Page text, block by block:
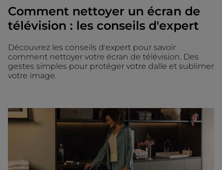
Comment nettoyer un écran de
télévision : les conseils d'expert
Découvrez les conseils d'expert pour savoir
comment nettoyer votre écran de télévision. Des
gestes simples pour protéger votre dalle et sublimer
votre image.